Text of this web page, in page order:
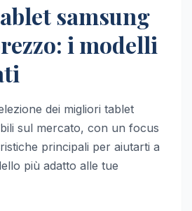
samsung
i modelli
dei migliori tablet
sul mercato, con un focus
principali per aiutarti a
più adatto alle tue